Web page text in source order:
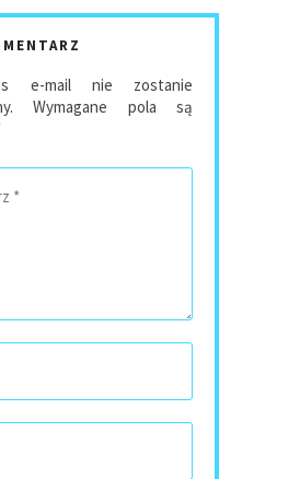
e-mail nie zostanie
Wymagane pola są